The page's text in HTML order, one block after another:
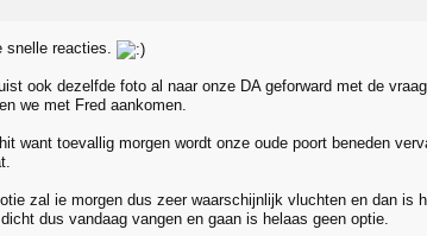
snelle reacties.
ook dezelfde foto al naar onze DA geforward met de
we met Fred aankomen.
want toevallig morgen wordt onze oude poort beneden
zal ie morgen dus zeer waarschijnlijk vluchten en dan is
dus vandaag vangen en gaan is helaas geen optie.